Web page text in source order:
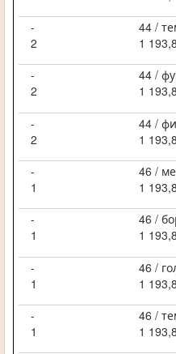
-
44 /
2
1
-
44 /
2
1
-
44 /
2
1
-
46 /
1
1
-
46 /
1
1
-
46 /
1
1
-
46 /
1
1